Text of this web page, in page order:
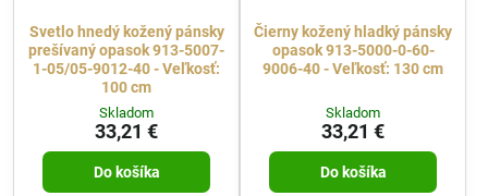
Svetlo hnedý kožený pánsky
prešívaný opasok 913-5007-
1-05/05-9012-40 - Veľkosť:
100 cm
Skladom
33,21 €
Do košíka
Čierny kožený hladký pánsky
opasok 913-5000-0-60-
9006-40 - Veľkosť: 130 cm
Skladom
33,21 €
Do košíka